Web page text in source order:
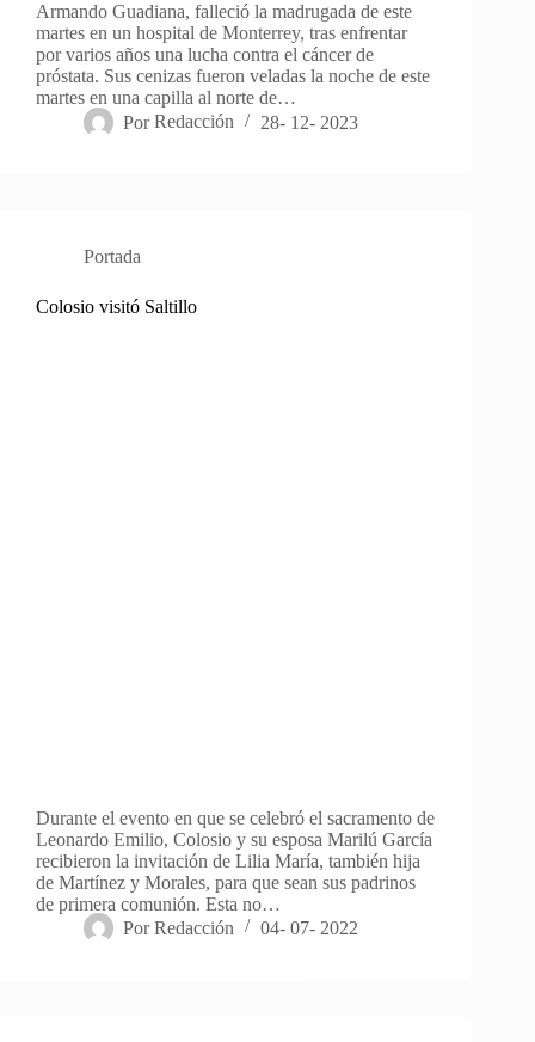
Armando Guadiana, falleció la madrugada de este
martes en un hospital de Monterrey, tras enfrentar
por varios años una lucha contra el cáncer de
próstata. Sus cenizas fueron veladas la noche de este
martes en una capilla al norte de…
Por Redacción 28- 12- 2023
Portada
Colosio visitó Saltillo
Durante el evento en que se celebró el sacramento de
Leonardo Emilio, Colosio y su esposa Marilú García
recibieron la invitación de Lilia María, también hija
de Martínez y Morales, para que sean sus padrinos
de primera comunión. Esta no…
Por Redacción 04- 07- 2022